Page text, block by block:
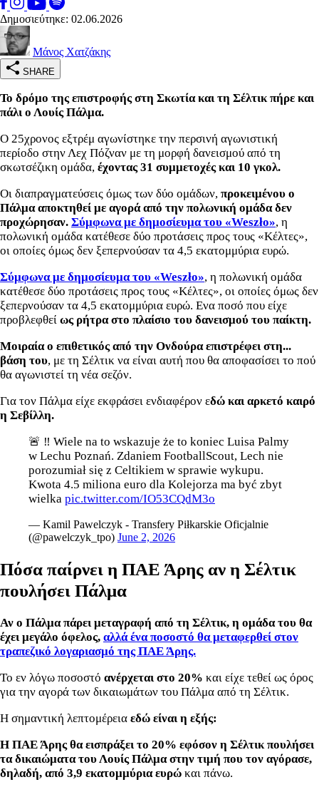
Δημοσιεύτηκε: 02.06.2026
Μάνος Χατζάκης
SHARE
Το δρόμο της επιστροφής στη Σκωτία και τη Σέλτικ πήρε και
πάλι ο Λουίς Πάλμα.
Ο 25χρονος εξτρέμ αγωνίστηκε την περσινή αγωνιστική
περίοδο στην Λεχ Πόζναν με τη μορφή δανεισμού από τη
σκωτσέζικη ομάδα, έχοντας 31 συμμετοχές και 10 γκολ.
Οι διαπραγματεύσεις όμως των δύο ομάδων, προκειμένου ο
Πάλμα αποκτηθεί με αγορά από την πολωνική ομάδα δεν
προχώρησαν. Σύμφωνα με δημοσίευμα του «Weszło», η
πολωνική ομάδα κατέθεσε δύο προτάσεις προς τους «Κέλτες»,
οι οποίες όμως δεν ξεπερνούσαν τα 4,5 εκατομμύρια ευρώ.
Σύμφωνα με δημοσίευμα του «Weszło», η πολωνική ομάδα
κατέθεσε δύο προτάσεις προς τους «Κέλτες», οι οποίες όμως δεν
ξεπερνούσαν τα 4,5 εκατομμύρια ευρώ. Ενα ποσό που είχε
προβλεφθεί ως ρήτρα στο πλαίσιο του δανεισμού του παίκτη.
Μοιραία ο επιθετικός από την Ονδούρα επιστρέφει στη...
βάση του, με τη Σέλτικ να είναι αυτή που θα αποφασίσει το πού
θα αγωνιστεί τη νέα σεζόν.
Για τον Πάλμα είχε εκφράσει ενδιαφέρον εδώ και αρκετό καιρό
η Σεβίλλη.
🚨 ‼️ Wiele na to wskazuje że to koniec Luisa Palmy
w Lechu Poznań. Zdaniem FootballScout, Lech nie
porozumiał się z Celtikiem w sprawie wykupu.
Kwota 4.5 miliona euro dla Kolejorza ma być zbyt
wielka pic.twitter.com/IO53CQdM3o
— Kamil Pawelczyk - Transfery Piłkarskie Oficjalnie
(@pawelczyk_tpo) June 2, 2026
Πόσα παίρνει η ΠΑΕ Άρης αν η Σέλτικ
πουλήσει Πάλμα
Αν ο Πάλμα πάρει μεταγραφή από τη Σέλτικ, η ομάδα του θα
έχει μεγάλο όφελος, αλλά ένα ποσοστό θα μεταφερθεί στον
τραπεζικό λογαριασμό της ΠΑΕ Άρης.
Το εν λόγω ποσοστό ανέρχεται στο 20% και είχε τεθεί ως όρος
για την αγορά των δικαιωμάτων του Πάλμα από τη Σέλτικ.
Η σημαντική λεπτομέρεια εδώ είναι η εξής:
Η ΠΑΕ Άρης θα εισπράξει το 20% εφόσον η Σέλτικ πουλήσει
τα δικαιώματα του Λουίς Πάλμα στην τιμή που τον αγόρασε,
δηλαδή, από 3,9 εκατομμύρια ευρώ και πάνω.